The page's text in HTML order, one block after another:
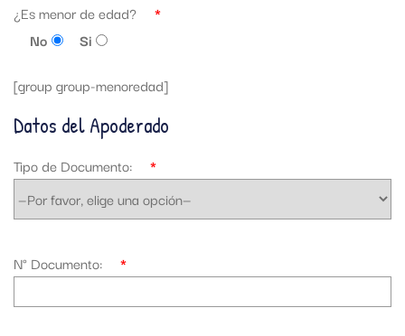
¿Es menor de edad?
*
No
Si
[group group-menoredad]
Datos del Apoderado
Tipo de Documento: *
N° Documento: *